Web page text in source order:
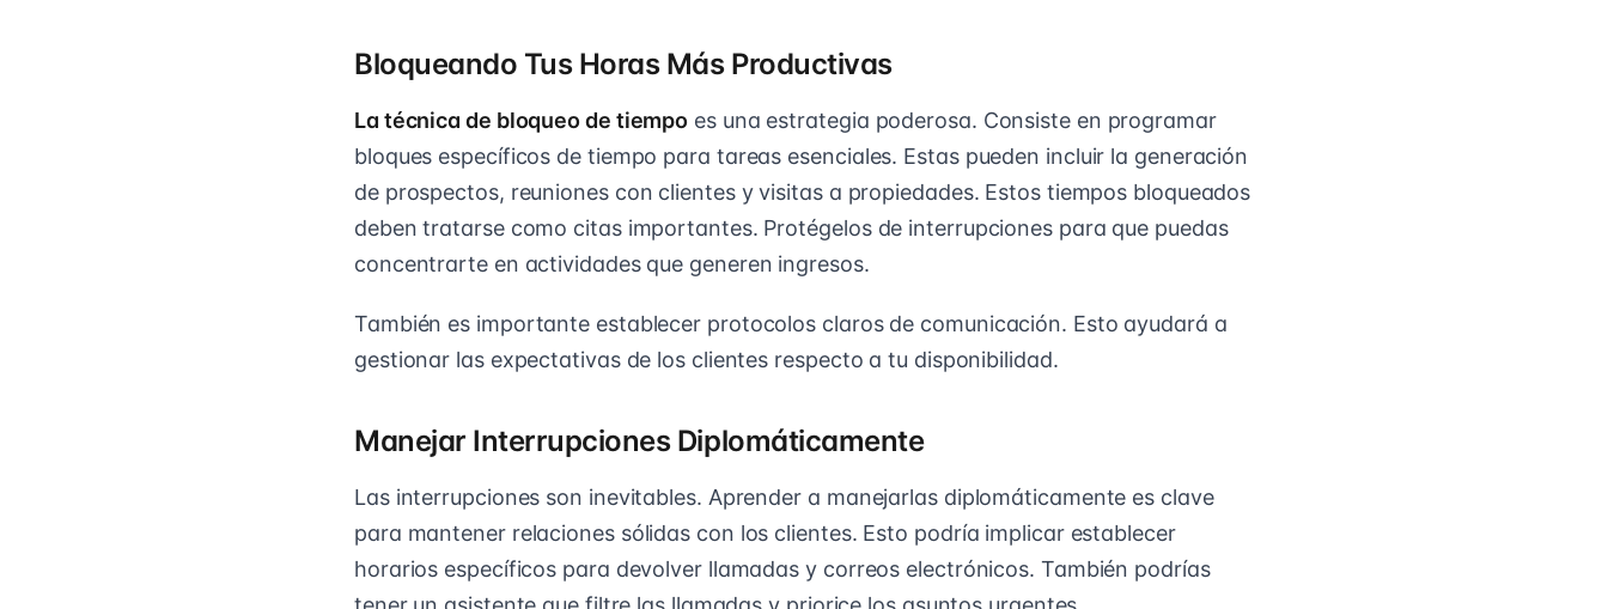
Bloqueando Tus Horas Más Productivas
La técnica de bloqueo de tiempo es una estrategia poderosa. Consiste en programar
bloques específicos de tiempo para tareas esenciales. Estas pueden incluir la generación
de prospectos, reuniones con clientes y visitas a propiedades. Estos tiempos bloqueados
deben tratarse como citas importantes. Protégelos de interrupciones para que puedas
concentrarte en actividades que generen ingresos.
También es importante establecer protocolos claros de comunicación. Esto ayudará a
gestionar las expectativas de los clientes respecto a tu disponibilidad.
Manejar Interrupciones Diplomáticamente
Las interrupciones son inevitables. Aprender a manejarlas diplomáticamente es clave
para mantener relaciones sólidas con los clientes. Esto podría implicar establecer
horarios específicos para devolver llamadas y correos electrónicos. También podrías